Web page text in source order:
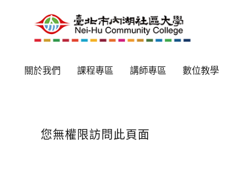
關於我們 課程專區 講師專區 數位教學
您無權限訪問此頁面